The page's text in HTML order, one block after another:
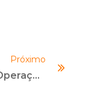
Próximo
Receita: Operações Em Espécie Acima De R$ 30 Mil Precisarão Ser Reportadas